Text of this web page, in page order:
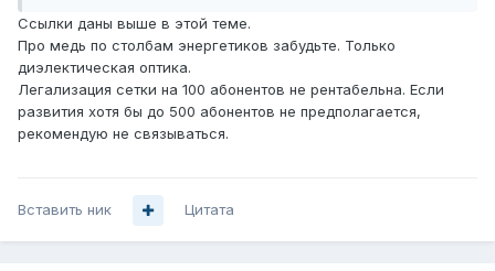
Ссылки даны выше в этой теме.
Про медь по столбам энергетиков забудьте. Только
диэлектическая оптика.
Легализация сетки на 100 абонентов не рентабельна. Если
развития хотя бы до 500 абонентов не предполагается,
рекомендую не связываться.
Вставить ник Цитата